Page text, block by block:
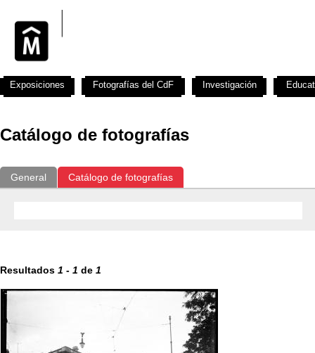
Catálogo de fotografías
General Catálogo de fotografías
Resultados 1 - 1 de 1
Exposiciones Fotografías del CdF Investigación